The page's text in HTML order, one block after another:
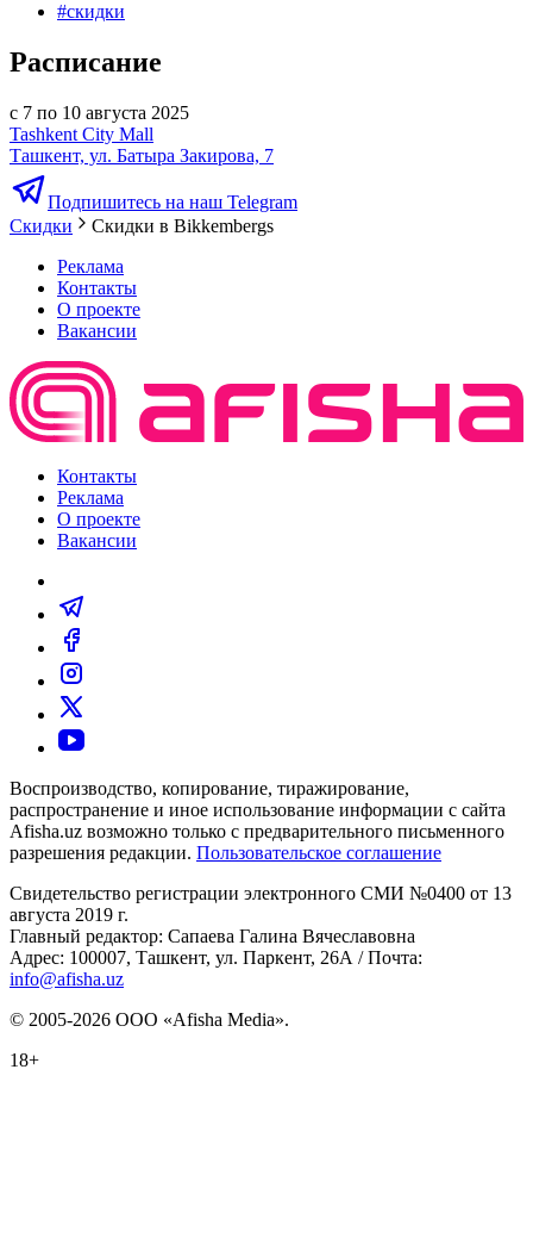
#скидки
Расписание
с 7 по 10 августа 2025
Tashkent City Mall
Ташкент, ул. Батыра Закирова, 7
Подпишитесь на наш Telegram
Скидки
Скидки в Bikkembergs
Реклама
Контакты
О проекте
Вакансии
Контакты
Реклама
О проекте
Вакансии
Воспроизводство, копирование, тиражирование,
распространение и иное использование информации с сайта
Afisha.uz возможно только с предварительного письменного
разрешения редакции. Пользовательское соглашение
Свидетельство регистрации электронного СМИ №0400 от 13
августа 2019 г.
Главный редактор: Сапаева Галина Вячеславовна
Адрес: 100007, Ташкент, ул. Паркент, 26А / Почта:
info@afisha.uz
© 2005-2026 ООО «Afisha Media».
18+